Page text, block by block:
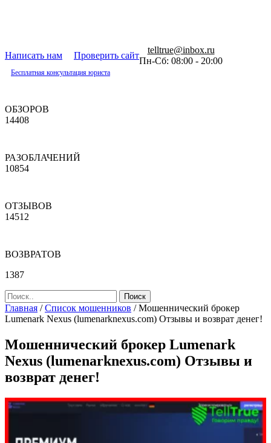
Написать нам Проверить сайт
telltrue@inbox.ru
Пн-Сб: 08:00 - 20:00
Бесплатная консультация юриста
ОБЗОРОВ
14408
РАЗОБЛАЧЕНИЙ
10854
ОТЗЫВОВ
14512
ВОЗВРАТОВ
1387
Главная /Список мошенников /Мошеннический брокер
Lumenark Nexus (lumenarknexus.com) Отзывы и возврат денег!
Мошеннический брокер Lumenark
Nexus (lumenarknexus.com) Отзывы и
возврат денег!